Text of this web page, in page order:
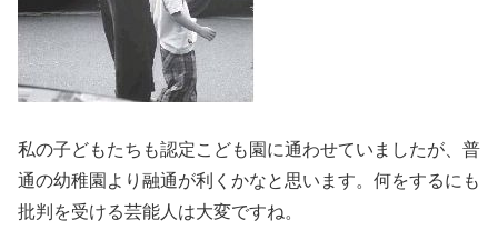
私の子どもたちも認定こども園に通わせていましたが、普
通の幼稚園より融通が利くかなと思います。何をするにも
批判を受ける芸能人は大変ですね。